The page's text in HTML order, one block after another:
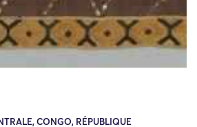
CONGO, RÉPUBLIQUE